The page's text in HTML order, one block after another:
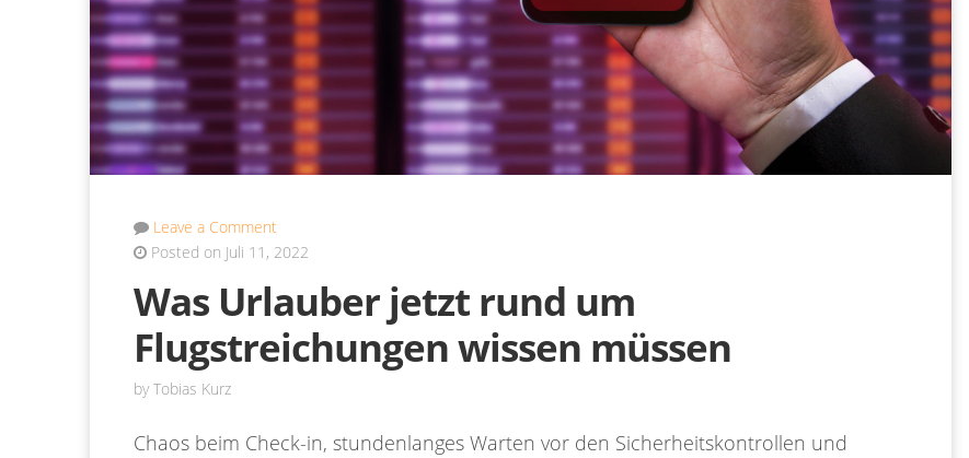
Leave a Comment
Posted on Juli 11, 2022
Was Urlauber jetzt rund um
Flugstreichungen wissen müssen
byTobias Kurz
Chaos beim Check-in, stundenlanges Warten vor den Sicherheitskontrollen und